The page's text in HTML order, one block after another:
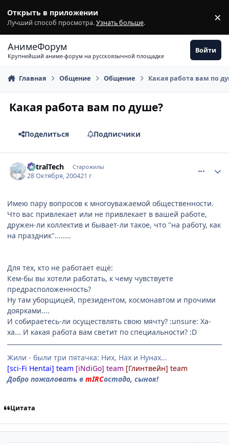
Открыть в приложении
Лучший способ просмотра.Узнать больше. ×
АнимеФорум
Крупнейший аниме-форум на русскоязычной площадке
Войти
Главная Общение Общение Какая работа вам по
Какая работа вам по душе?
Поделиться Подписчики
AstralTech Старожилы
28 Октября, 200421 г
Имею пару вопросов к многоуважаемой общественности.
Что вас привлекает или не привлекает в вашей работе,
дружен-ли коллектив и бывает-ли такое, что "на работу, как
на праздник"........
Для тех, кто не работает ещё:
Кем-бы вы хотели работать, к чему чувствуете
предрасположенность?
Ну там уборщицей, президентом, космонавтом и прочими
доярками....
И собираетесь-ли осуществлять свою мячту? :unsure: Ха-
ха... И какая работа вам светит по специальности? :D
Жили - были три пятачка: Них, Нах и Нунах...
[sci-Fi Hentai] team [iNdiGo] team [Глинтвейн] team
Добро пожаловать в mIRCостадо, сынок!
Цитата